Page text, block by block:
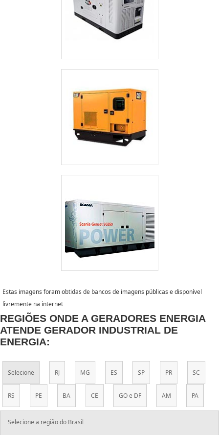
Estas imagens foram obtidas de bancos de imagens públicas e disponível
livremente na internet
REGIÕES ONDE A GERADORES ENERGIA
ATENDE GERADOR INDUSTRIAL DE
ENERGIA:
Selecione RJ MG ES SP PR SC
RS PE BA CE GO e DF AM PA
Selecione a região do Brasil